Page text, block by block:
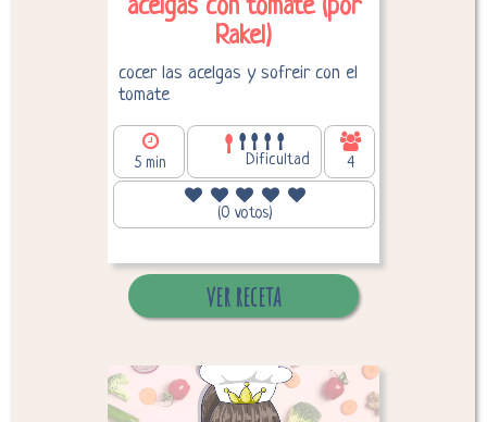
acelgas con tomate (por
Rakel)
cocer las acelgas y sofreir con el
tomate
5 min Dificultad 4
(0 votos)
Calorías por persona:
140,80
ver receta
Desglose de calorías